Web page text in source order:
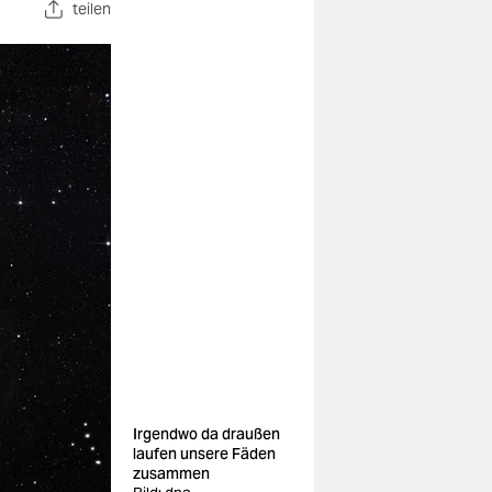
teilen
Irgendwo da draußen
laufen unsere Fäden
zusammen